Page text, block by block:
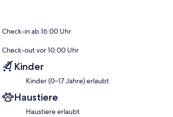
✦ The minimum age required for check-in is 21 years old.
✦ Please ensure you have a valid ID for check-in, as it is
———————————————
Guest Access:
During your stay, you will have access to the property
✦ Check-in is available from 04:00 pm.
Check-in ab 16:00 Uhr
Check-out vor 10:00 Uhr
Kinder
Kinder (0–17 Jahre) erlaubt
Haustiere
Haustiere erlaubt